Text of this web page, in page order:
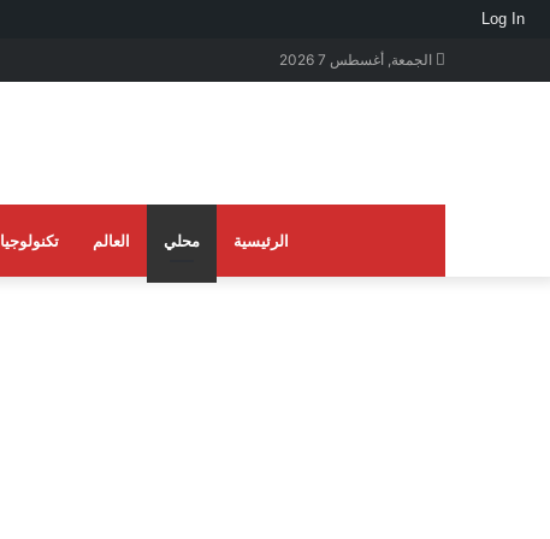
Log In
الجمعة, أغسطس 7 2026
الرئيسية محلي العالم تكنولوجيا